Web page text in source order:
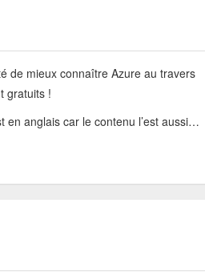
de mieux connaître Azure au travers
gratuits !
en anglais car le contenu l’est aussi…